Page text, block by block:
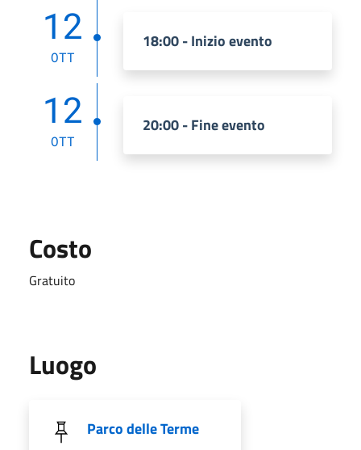
12
OTT
18:00 - Inizio evento
12
OTT
20:00 - Fine evento
Costo
Gratuito
Luogo
Parco delle Terme